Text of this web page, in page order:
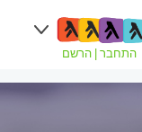
התחבר הרשם